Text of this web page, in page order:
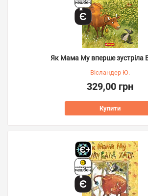
Як Мама Му вперше зустріла
Вісландер Ю.
329,00 грн
Купити